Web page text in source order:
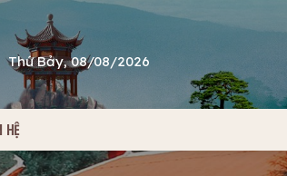
Thứ Bảy, 08/08/2026
HỆ